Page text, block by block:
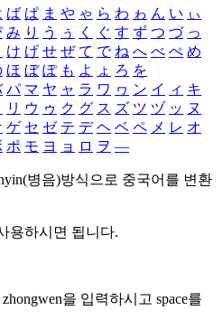
ば ぱ ま や ゃ ら わ ゎ ん い ぃ
み り う ぅ く ぐ す ず つ づ っ
け げ せ ぜ て で ね へ べ ぺ め
ほ ぼ ぽ も よ ょ ろ を
パ マ ヤ ャ ラ ワ ヮ ン イ ィ キ
リ ウ ゥ ク グ ス ズ ツ ヅ ッ ヌ
ゲ セ ゼ テ デ ヘ ベ ペ メ レ オ
ポ モ ヨ ョ ロ ヲ ―
병음)방식으로 중국어를 변환
용하시면 됩니다.
zhongwen을 입력하시고 space를